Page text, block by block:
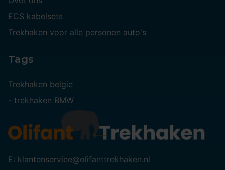
ECS kabelsets
Trekhaken voor alle personen auto's
Tags
Trekhaken belgie
- trekhaken BMW
E: klantenservice@olifanttrekhaken.nl